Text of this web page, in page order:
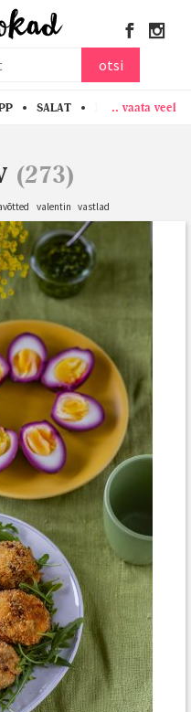
otsi
SALAT PASTA KANA
.. vaata veel
(273)
valentin vastlad